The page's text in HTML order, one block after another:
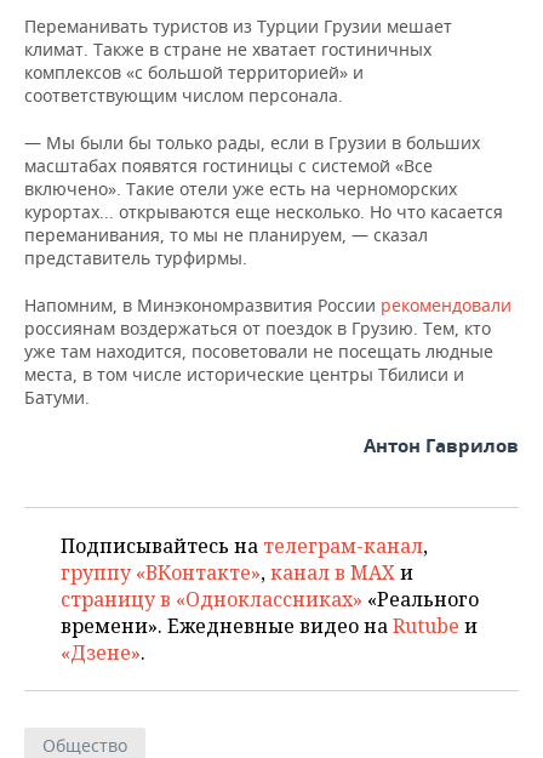
ОПК
ТРАНСПОРТ
УСЛУГИ
IT
МЕДИА
ТЕЛЕКОММУНИКАЦИИ
НОВОСТИ МЕРОПРИЯТИЙ
ВЫЕЗДНАЯ РЕДАКЦИЯ
БИЗНЕС-БРАНЧИ
ONLINE-КОНФЕРЕНЦИИ
ОТКРЫТАЯ ЛЕКЦИЯ
СПОРТ
НОВОСТИ СПОРТА
ФУТБОЛ
ХОККЕЙ
БАСКЕТБОЛ
ВОЛЕЙБОЛ
КИБЕРСПОРТ
ХОККЕЙ С МЯЧОМ
ОБЩЕСТВО
НОВОСТИ ОБЩЕСТВА
ВЛАСТЬ
ИНФРАСТРУКТУРА
ИСТОРИЯ
КУЛЬТУРА
ПРОИСШЕСТВИЯ
ФОТОГАЛЕРЕЯ
СЮЖЕТЫ
СПРАВОЧНИК
СПИСОК ПЕРСОН
СПИСОК КОМПАНИЙ
ПОЛНАЯ ВЕРСИЯ
Переманивать туристов из Турции Грузии мешает
климат. Также в стране не хватает гостиничных
комплексов «с большой территорией» и
соответствующим числом персонала.
— Мы были бы только рады, если в Грузии в больших
масштабах появятся гостиницы с системой «Все
включено». Такие отели уже есть на черноморских
курортах... открываются еще несколько. Но что касается
переманивания, то мы не планируем, — сказал
представитель турфирмы.
Напомним, в Минэкономразвития России рекомендовали
россиянам воздержаться от поездок в Грузию. Тем, кто
уже там находится, посоветовали не посещать людные
места, в том числе исторические центры Тбилиси и
Батуми.
Антон Гаврилов
Подписывайтесь на телеграм-канал,
группу «ВКонтакте»,канал в MAXи
страницу в «Одноклассниках» «Реального
времени». Ежедневные видео наRutube и
«Дзене».
Общество